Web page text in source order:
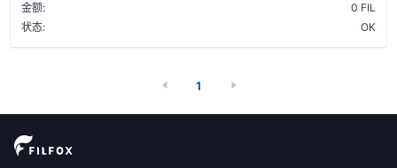
金额:
0 FIL
状态:
OK
1